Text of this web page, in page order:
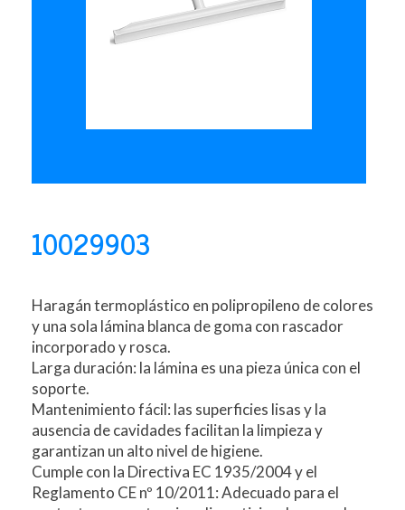
10029903
Haragán termoplástico en polipropileno de colores
y una sola lámina blanca de goma con rascador
incorporado y rosca.
Larga duración: la lámina es una pieza única con el
soporte.
Mantenimiento fácil: las superficies lisas y la
ausencia de cavidades facilitan la limpieza y
garantizan un alto nivel de higiene.
Cumple con la Directiva EC 1935/2004 y el
Reglamento CE nº 10/2011: Adecuado para el